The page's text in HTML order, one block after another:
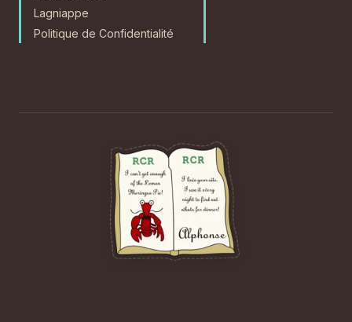
Lagniappe
Politique de Confidentialité